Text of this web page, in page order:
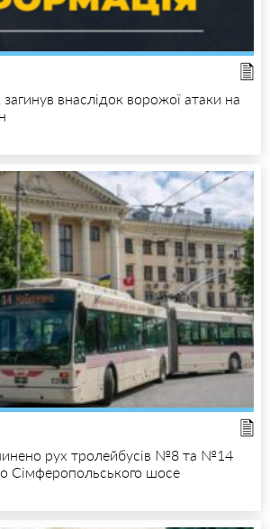
внаслідок ворожої атаки на
рух тролейбусів №8 та №14
Сімферопольського шосе